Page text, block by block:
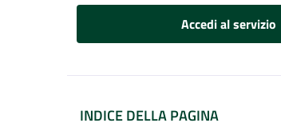
Accedi al servizio
INDICE DELLA PAGINA